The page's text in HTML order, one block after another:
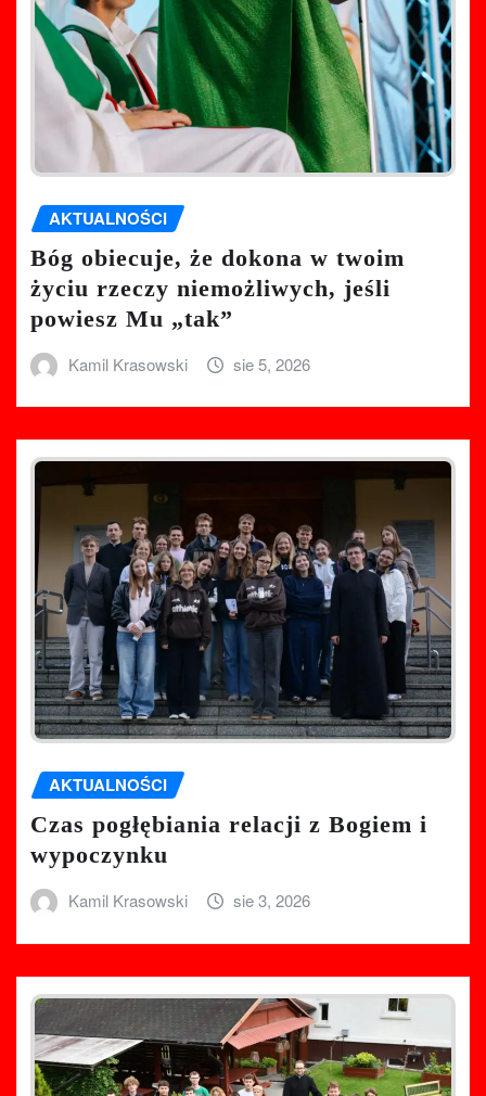
AKTUALNOŚCI
Bóg obiecuje, że dokona w twoim
życiu rzeczy niemożliwych, jeśli
powiesz Mu „tak”
Kamil Krasowski sie 5, 2026
AKTUALNOŚCI
Czas pogłębiania relacji z Bogiem i
wypoczynku
Kamil Krasowski sie 3, 2026